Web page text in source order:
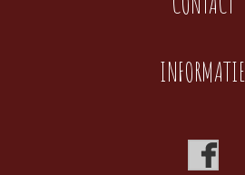
INFORMATIE